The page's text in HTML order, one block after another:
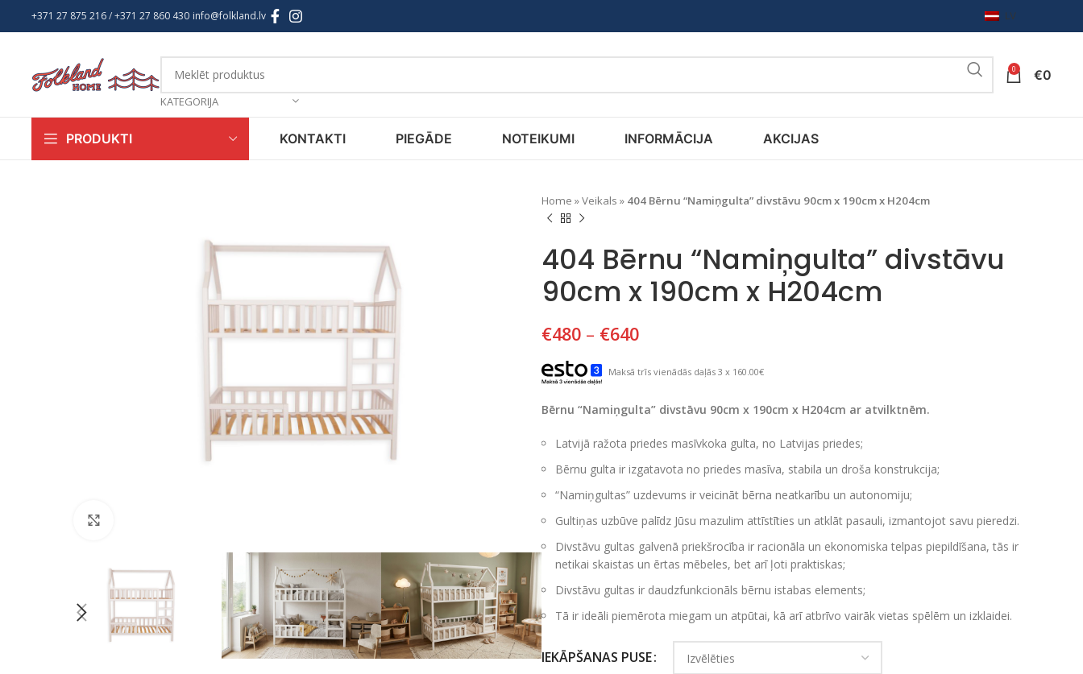
+371 27 875 216/ +371 27 860 430 info@folkland.lv LV
KATEGORIJA
0 €0
PRODUKTI KONTAKTI PIEGĀDE NOTEIKUMI INFORMĀCIJA AKCIJAS
Home »Veikals » 404 Bērnu “Namiņgulta” divstāvu 90cm x 190cm x H204cm
404 Bērnu “Namiņgulta” divstāvu
90cm x 190cm x H204cm
€480 – €640
Maksā trīs vienādās daļās 3 x 160.00€
Bērnu “Namiņgulta” divstāvu 90cm x 190cm x H204cm ar atvilktnēm.
Latvijā ražota priedes masīvkoka gulta, no Latvijas priedes;
Bērnu gulta ir izgatavota no priedes masīva, stabila un droša konstrukcija;
“Namiņgultas” uzdevums ir veicināt bērna neatkarību un autonomiju;
Gultiņas uzbūve palīdz Jūsu mazulim attīstīties un atklāt pasauli, izmantojot savu pieredzi.
Divstāvu gultas galvenā priekšrocība ir racionāla un ekonomiska telpas piepildīšana, tās ir
netikai skaistas un ērtas mēbeles, bet arī ļoti praktiskas;
Divstāvu gultas ir daudzfunkcionāls bērnu istabas elements;
Tā ir ideāli piemērota miegam un atpūtai, kā arī atbrīvo vairāk vietas spēlēm un izklaidei.
IEKĀPŠANAS PUSE